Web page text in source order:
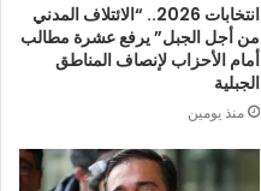
انتخابات 2026.. “الائتلاف المدني
من أجل الجبل” يرفع عشرة مطالب
أمام الأحزاب لإنصاف المناطق
الجبلية
منذ يومين